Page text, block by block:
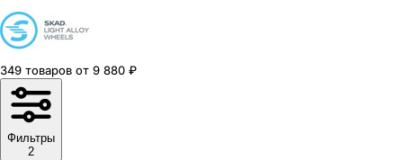
349 товаров от 9 880 ₽
Фильтры
2